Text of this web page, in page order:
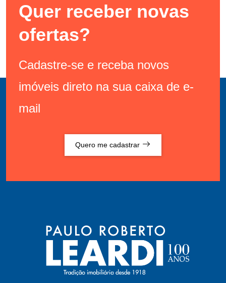
Quer receber novas
ofertas?
Cadastre-se e receba novos
imóveis direto na sua caixa de e-
mail
Quero me cadastrar